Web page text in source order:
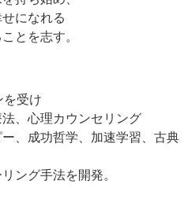
になれる
とを志す。
を受け
、心理カウンセリング
、成功哲学、加速学習、古典
ング手法を開発。